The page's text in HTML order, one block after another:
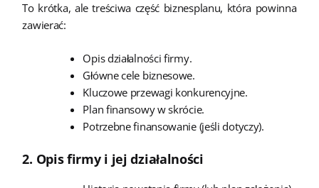
To krótka, ale treściwa część biznesplanu, która powinna
zawierać:
Opis działalności firmy.
Główne cele biznesowe.
Kluczowe przewagi konkurencyjne.
Plan finansowy w skrócie.
Potrzebne finansowanie (jeśli dotyczy).
2. Opis firmy i jej działalności